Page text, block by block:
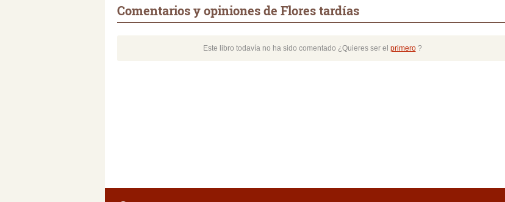
Comentarios y opiniones de Flores tardías
Este libro todavía no ha sido comentado ¿Quieres ser el primero?